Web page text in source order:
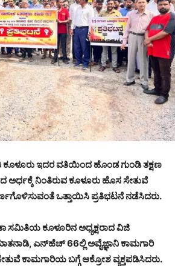
ಕೂಳೂರು ಇದರ ವತಿಯಿಂದ ಹೊಂಡ ಗುಂಡಿ ತಕ್ಷಣ
ಅರ್ಧಕ್ಕೆ ನಿಂತಿರುವ ಕೂಳೂರು ಹೊಸ ಸೇತುವೆ
ಒತ್ತಾಯಿಸಿ ಪ್ರತಿಭಟನೆ ನಡೆಸಿದರು.
ಸಮಿತಿಯ ಕೂಳೂರಿನ ಅಧ್ಯಕ್ಷರಾದ ವಿಜಿ
ಎನ್‍ಹೆಚ್ 66ಲ್ಲಿ ಅವೈಜ್ಞಾನಿ ಕಾಮಗಾರಿ
ಕಾಮಗಾರಿಯ ಬಗ್ಗೆ ಆಕ್ರೋಶ ವ್ಯಕ್ತಪಡಿಸಿದರು.